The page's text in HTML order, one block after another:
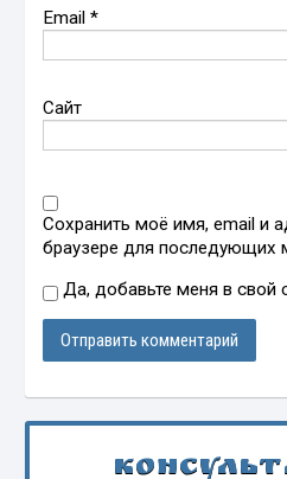
Email*
Сайт
Сохранить моё имя, email и
браузере для последующих
Да, добавьте меня в свой